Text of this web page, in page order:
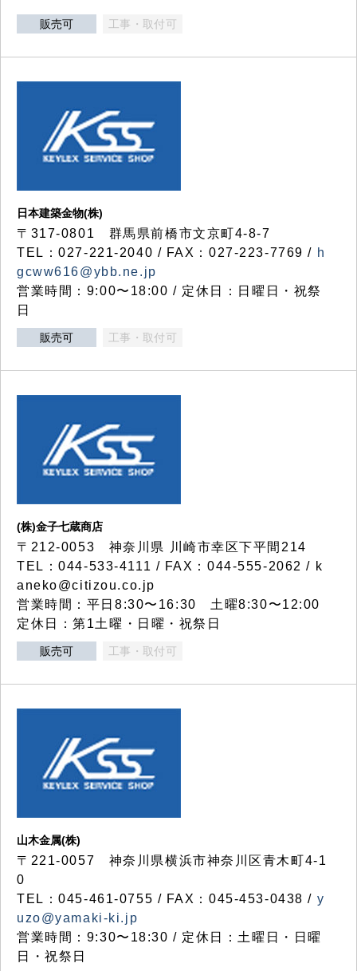
販売可 工事・取付可
日本建築金物(株)
〒317‐0801 群馬県前橋市文京町4-8-7
TEL：027-221-2040 / FAX：027-223-7769 / h
gcww616@ybb.ne.jp
営業時間：9:00〜18:00 / 定休日：日曜日・祝祭
日
販売可 工事・取付可
(株)金子七蔵商店
〒212-0053 神奈川県 川崎市幸区下平間214
TEL：044-533-4111 / FAX：044-555-2062 / k
aneko@citizou.co.jp
営業時間：平日8:30〜16:30 土曜8:30〜12:00
定休日：第1土曜・日曜・祝祭日
販売可 工事・取付可
山木金属(株)
〒221-0057 神奈川県横浜市神奈川区青木町4-1
0
TEL：045-461-0755 / FAX：045-453-0438 / y
uzo@yamaki-ki.jp
営業時間：9:30〜18:30 / 定休日：土曜日・日曜
日・祝祭日